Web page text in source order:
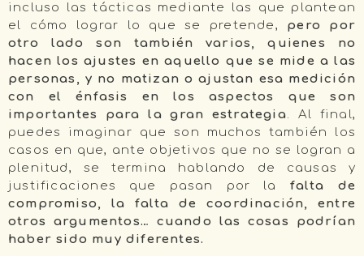
incluso las tácticas mediante las que plantean
el cómo lograr lo que se pretende, pero por
otro lado son también varios, quienes no
hacen los ajustes en aquello que se mide a las
personas, y no matizan o ajustan esa medición
con el énfasis en los aspectos que son
importantes para la gran estrategia. Al final,
puedes imaginar que son muchos también los
casos en que, ante objetivos que no se logran a
plenitud, se termina hablando de causas y
justificaciones que pasan por la falta de
compromiso, la falta de coordinación, entre
otros argumentos… cuando las cosas podrían
haber sido muy diferentes.